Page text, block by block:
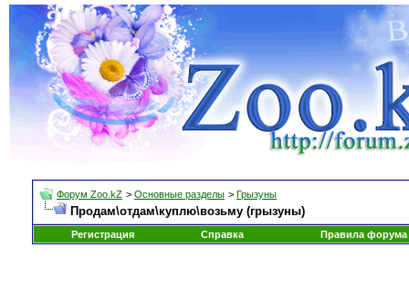
Форум Zoo.kZ > Основные разделы > Грызуны
Продам\отдам\куплю\возьму (грызуны)
Регистрация Справка Правила форума